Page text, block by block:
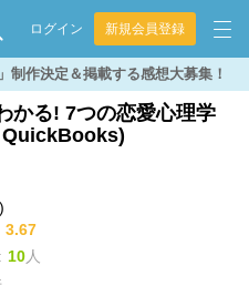
ログイン 新規会員登録
制作決定＆掲載する感想大募集！
かる! 7つの恋愛心理学
3.67
10人